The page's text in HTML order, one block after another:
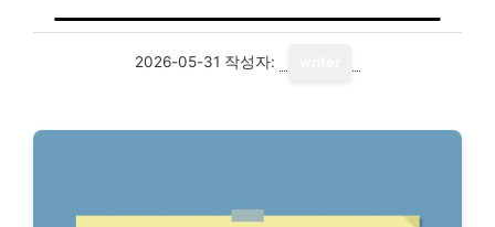
2026-05-31 작성자: